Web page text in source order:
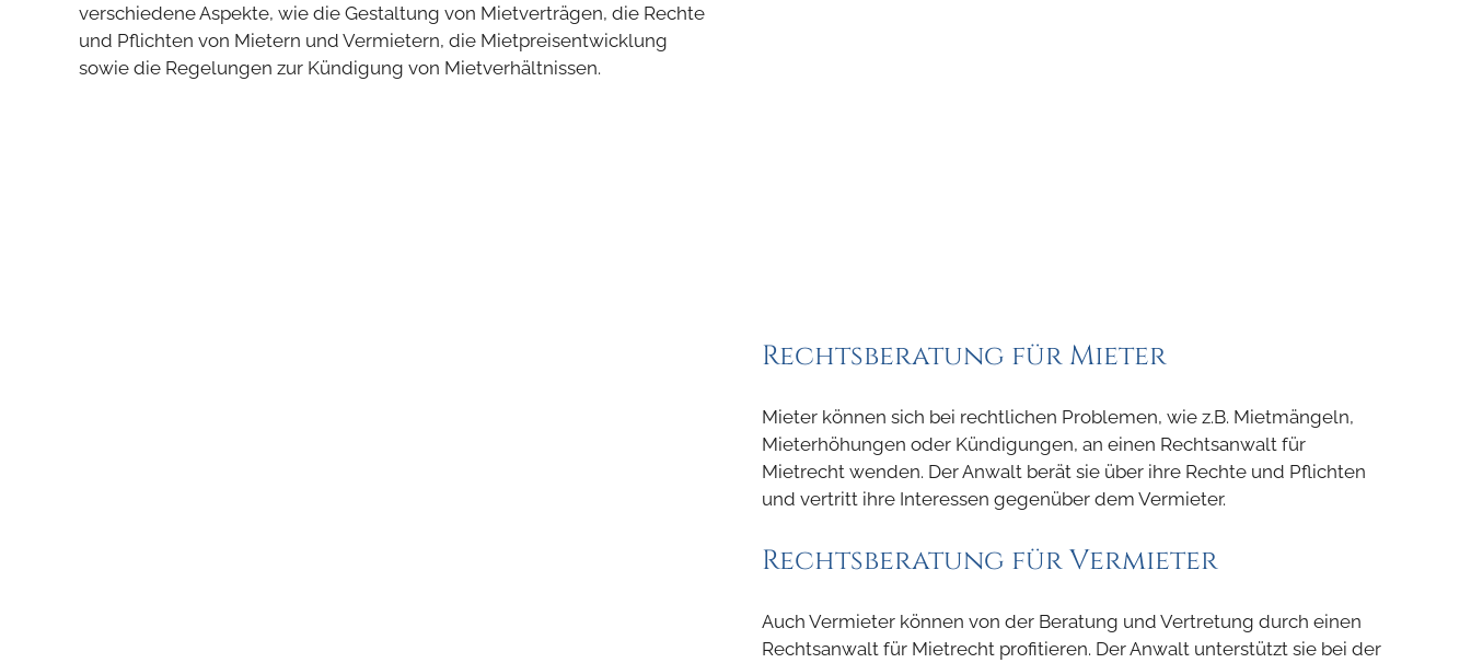
verschiedene Aspekte, wie die Gestaltung von Mietverträgen, die Rechte
und Pflichten von Mietern und Vermietern, die Mietpreisentwicklung
sowie die Regelungen zur Kündigung von Mietverhältnissen.
Rechtsberatung für Mieter
Mieter können sich bei rechtlichen Problemen, wie z.B. Mietmängeln,
Mieterhöhungen oder Kündigungen, an einen Rechtsanwalt für
Mietrecht wenden. Der Anwalt berät sie über ihre Rechte und Pflichten
und vertritt ihre Interessen gegenüber dem Vermieter.
Rechtsberatung für Vermieter
Auch Vermieter können von der Beratung und Vertretung durch einen
Rechtsanwalt für Mietrecht profitieren. Der Anwalt unterstützt sie bei der